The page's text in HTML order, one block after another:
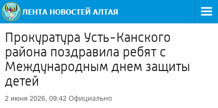
Прокуратура Усть-Канского
района поздравила ребят с
Международным днем защиты
детей
2 июня 2026, 09:42 Официально